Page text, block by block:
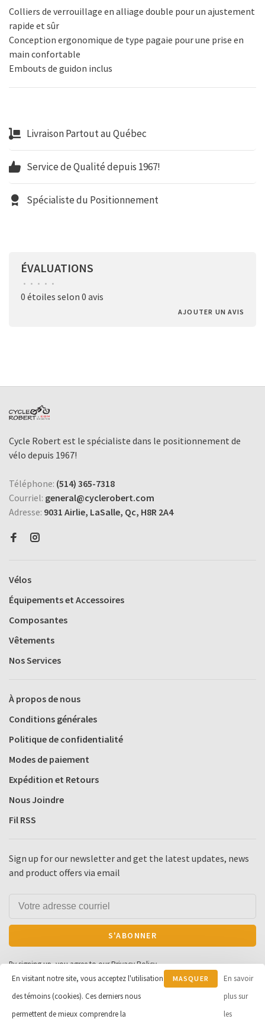
Colliers de verrouillage en alliage double pour un ajustement
rapide et sûr
Conception ergonomique de type pagaie pour une prise en
main confortable
Embouts de guidon inclus
Livraison Partout au Québec
Service de Qualité depuis 1967!
Spécialiste du Positionnement
ÉVALUATIONS
• • • • •
0 étoiles selon 0 avis
AJOUTER UN AVIS
Cycle Robert est le spécialiste dans le positionnement de
vélo depuis 1967!
Téléphone: (514) 365-7318
Courriel: general@cyclerobert.com
Adresse: 9031 Airlie, LaSalle, Qc, H8R 2A4
Vélos
Équipements et Accessoires
Composantes
Vêtements
Nos Services
À propos de nous
Conditions générales
Politique de confidentialité
Modes de paiement
Expédition et Retours
Nous Joindre
Fil RSS
Sign up for our newsletter and get the latest updates, news
and product offers via email
S'ABONNER
By signing up, you agree to our Privacy Policy.
En visitant notre site, vous acceptez l'utilisation
des témoins (cookies). Ces derniers nous
permettent de mieux comprendre la
MASQUER
En savoir
plus sur
les